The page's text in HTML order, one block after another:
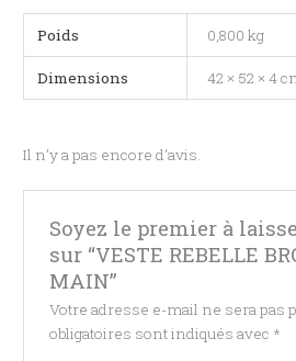
Poids 0,800 kg
Dimensions 42 × 52 × 4
Il n’y a pas encore d’avis.
Soyez le premier à
sur “VESTE REBELLE
MAIN”
Votre adresse e-mail ne sera pas
obligatoires sont indiqués avec *